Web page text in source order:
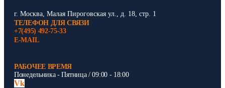
г. Москва, Малая Пироговская ул., д. 18, стр. 1
ТЕЛЕФОН ДЛЯ СВЯЗИ
+7(495) 492-75-33
E-MAIL
РАБОЧЕЕ ВРЕМЯ
Понедельника - Пятница / 09:00 - 18:00
Vk